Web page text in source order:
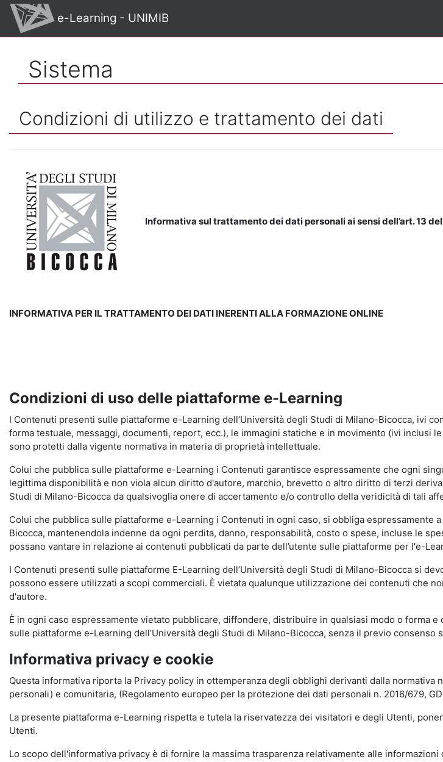
Vai al contenuto principale
e-Learning - UNIMIB
Sistema
Condizioni di utilizzo e trattamento dei dati
Informativa sul trattamento dei dati personali ai sensi dell’art. 13
INFORMATIVA PER IL TRATTAMENTO DEI DATI INERENTI ALLA FORMAZIONE ONLINE
Condizioni di uso delle piattaforme e-Learning
I Contenuti presenti sulle piattaforme e-Learning dell’Università degli Studi di Milano-Bicocca, ivi
forma testuale, messaggi, documenti, report, ecc.), le immagini statiche e in movimento (ivi inclusi
sono protetti dalla vigente normativa in materia di proprietà intellettuale.
Colui che pubblica sulle piattaforme e-Learning i Contenuti garantisce espressamente che ogni
legittima disponibilità e non viola alcun diritto d'autore, marchio, brevetto o altro diritto di terzi
Studi di Milano-Bicocca da qualsivoglia onere di accertamento e/o controllo della veridicità di tali
Colui che pubblica sulle piattaforme e-Learning i Contenuti in ogni caso, si obbliga espressamente
Bicocca, mantenendola indenne da ogni perdita, danno, responsabilità, costo o spese, incluse le
possano vantare in relazione ai contenuti pubblicati da parte dell’utente sulle piattaforme per l'e-
I Contenuti presenti sulle piattaforme E-Learning dell’Università degli Studi di Milano-Bicocca si
possono essere utilizzati a scopi commerciali. È vietata qualunque utilizzazione dei contenuti che
d'autore.
È in ogni caso espressamente vietato pubblicare, diffondere, distribuire in qualsiasi modo o forma
sulle piattaforme e-Learning dell’Università degli Studi di Milano-Bicocca, senza il previo
Informativa privacy e cookie
Questa informativa riporta la Privacy policy in ottemperanza degli obblighi derivanti dalla
personali) e comunitaria, (Regolamento europeo per la protezione dei dati personali n. 2016/679,
La presente piattaforma e-Learning rispetta e tutela la riservatezza dei visitatori e degli Utenti,
Utenti.
Lo scopo dell'informativa privacy è di fornire la massima trasparenza relativamente alle